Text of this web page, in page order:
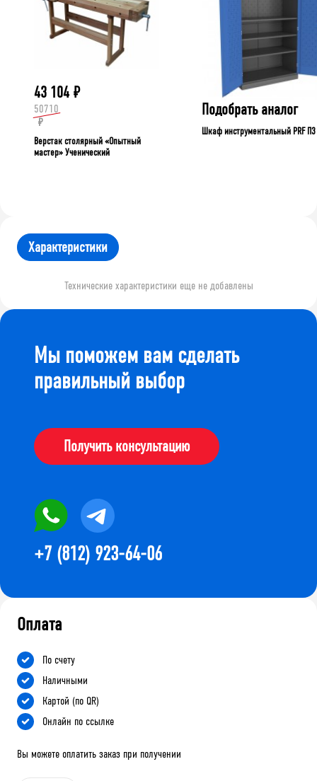
43 104 ₽
50710
₽
Верстак столярный «Опытный
мастер» Ученический
Подобрать аналог
Шкаф инструментальный PRF П3
Характеристики
Технические характеристики еще не добавлены
Мы поможем вам сделать
правильный выбор
Получить консультацию
+7 (812) 923-64-06
Оплата
По счету
Наличными
Картой (по QR)
Онлайн по ссылке
Вы можете оплатить заказ при получении